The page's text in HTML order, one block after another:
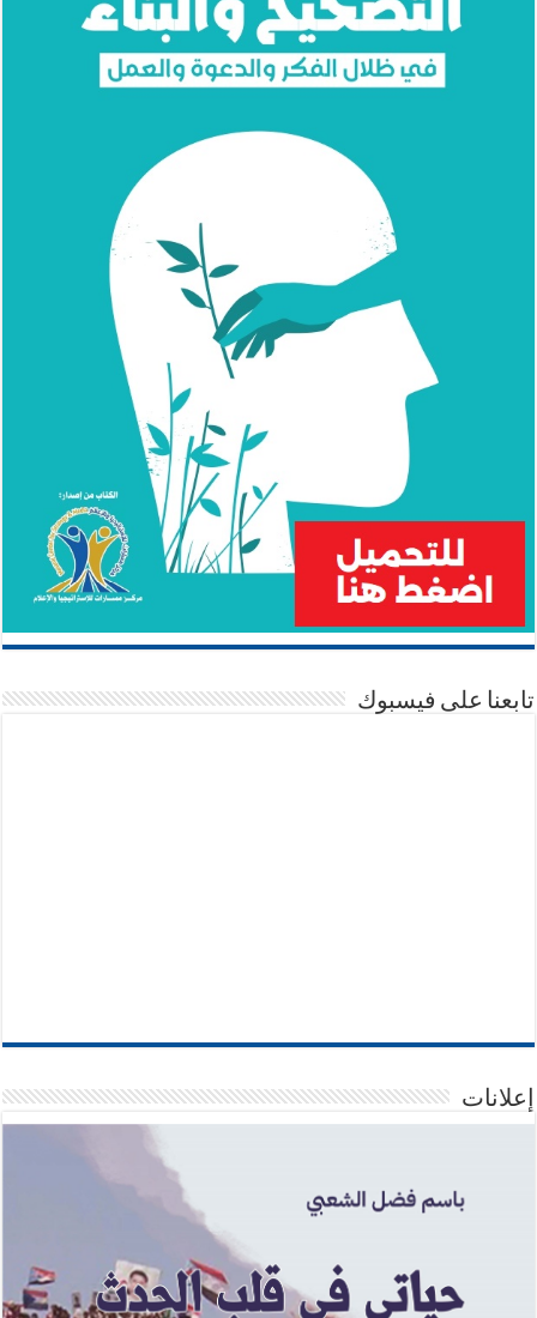
تابعنا على فيسبوك
إعلانات